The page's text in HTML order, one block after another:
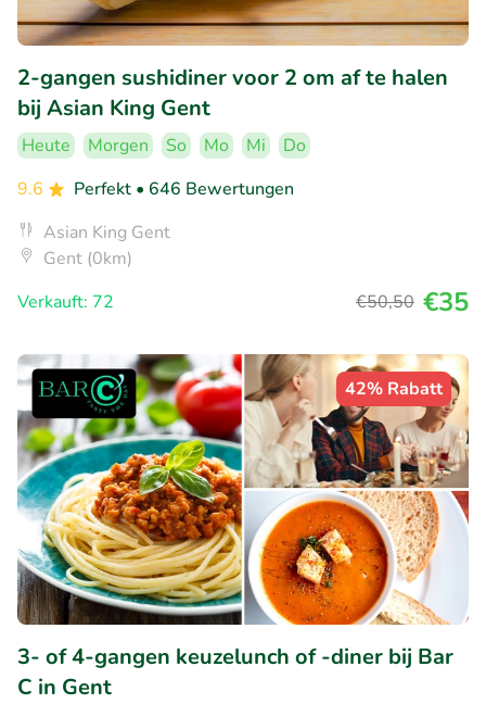
2-gangen sushidiner voor 2 om af te halen
bij Asian King Gent
Heute Morgen So Mo Mi
Do
9.6
Perfekt • 646 Bewertungen
Asian King Gent
Gent (0km)
Verkauft: 72
€50,50 €35
42% Rabatt
3- of 4-gangen keuzelunch of -diner bij Bar
C in Gent